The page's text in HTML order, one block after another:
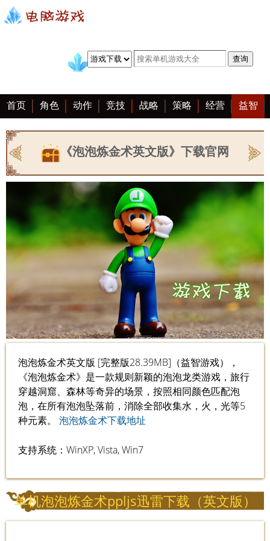
首页 角色 动作 竞技 战略 策略 经营 益智
冒险 棋牌 赛车 手游 恋爱 客户端 大全
《泡泡炼金术英文版》下载官网
泡泡炼金术英文版 [完整版28.39MB]（益智游戏），
《泡泡炼金术》是一款规则新颖的泡泡龙类游戏，旅行
穿越洞窟、森林等奇异的场景，按照相同颜色匹配泡
泡，在所有泡泡坠落前，消除全部收集水，火，光等5
种元素。 泡泡炼金术下载地址
支持系统：WinXP, Vista, Win7
单机泡泡炼金术ppljs迅雷下载（英文版）